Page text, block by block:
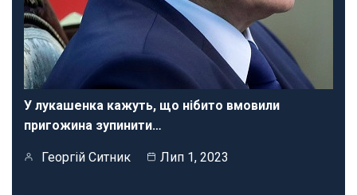
У лукашенка кажуть, що нібито вмовили
пригожина зупинити…
Георгій Ситник Лип 1, 2023